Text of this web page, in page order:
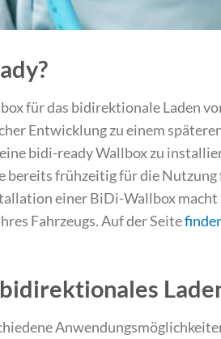
für das bidirektionale Laden
Entwicklung zu einem
bidi-ready Wallbox zu
bereits frühzeitig für die
einer BiDi-Wallbox
Fahrzeugs. Auf der Seite